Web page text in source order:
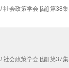
社会政策学会 [編] 第38集
社会政策学会 [編] 第37集